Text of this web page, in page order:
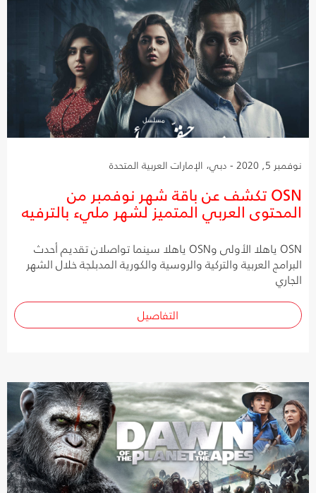
نوفمبر 5, 2020 - دبي، الإمارات العربية المتحدة
OSN تكشف عن باقة شهر نوفمبر من
المحتوى العربي المتميز لشهر مليء بالترفيه
OSN ياهلا الأولى وOSN ياهلا سينما تواصلان تقديم أحدث
البرامج العربية والتركية والروسية والكورية المدبلجة خلال الشهر
الجاري
التفاصيل